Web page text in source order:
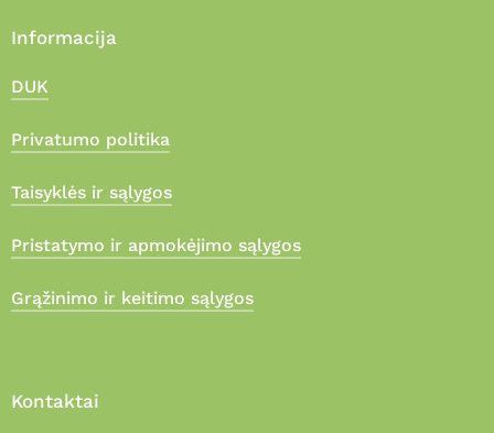
Informacija
DUK
Privatumo politika
Taisyklės ir sąlygos
Pristatymo ir apmokėjimo sąlygos
Grąžinimo ir keitimo sąlygos
Kontaktai